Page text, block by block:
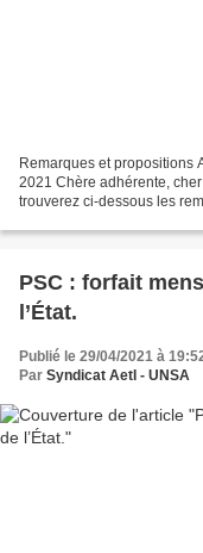
Remarques et propositions
2021 Chère adhérente,
trouverez ci-dessous les
PSC : forfait
l’État.
Publié le 29/04/2021 à
Par Syndicat AetI - UNSA